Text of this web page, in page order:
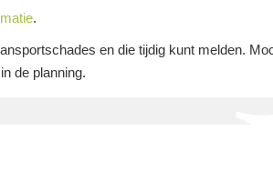
.
en die tijdig kunt melden.
de planning.